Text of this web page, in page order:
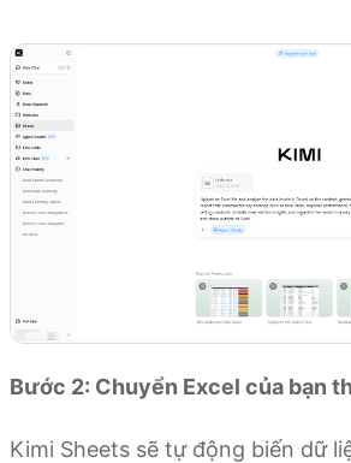
Bước 2: Chuyển Excel của bạn
Kimi Sheets sẽ tự động biến dữ